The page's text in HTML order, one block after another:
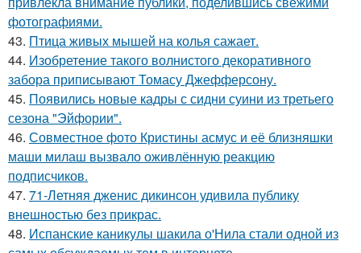
фотографиями.
43. Птица живых мышей на колья сажает.
44. Изобретение такого волнистого декоративного
забора приписывают Томасу Джефферсону.
45. Появились новые кадры с сидни суини из третьего
сезона "Эйфории".
46. Совместное фото Кристины асмус и её близняшки
маши милаш вызвало оживлённую реакцию
подписчиков.
47. 71-Летняя дженис дикинсон удивила публику
внешностью без прикрас.
48. Испанские каникулы шакила о'Нила стали одной из